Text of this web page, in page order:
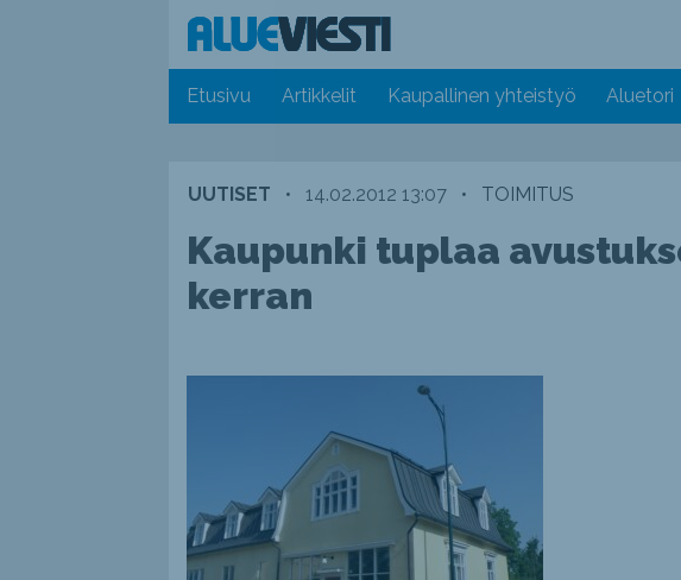
Etusivu Artikkelit Kaupallinen yhteistyö Aluetori
UUTISET • 14.02.2012 13:07 • TOIMITUS
Kaupunki tuplaa
kerran